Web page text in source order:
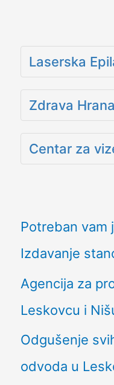
Laserska
Zdrava
Centar za
Potreban vam
Izdavanje
Agencija za
Leskovcu i
Odgušenje
odvoda u